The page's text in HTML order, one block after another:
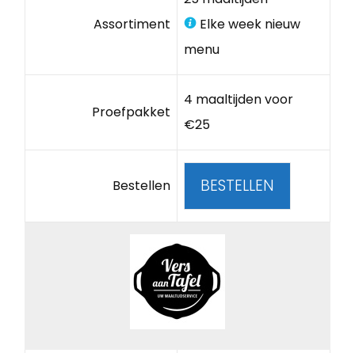
Assortiment
Elke week nieuw
menu
Proefpakket
4 maaltijden voor
€25
Bestellen BESTELLEN